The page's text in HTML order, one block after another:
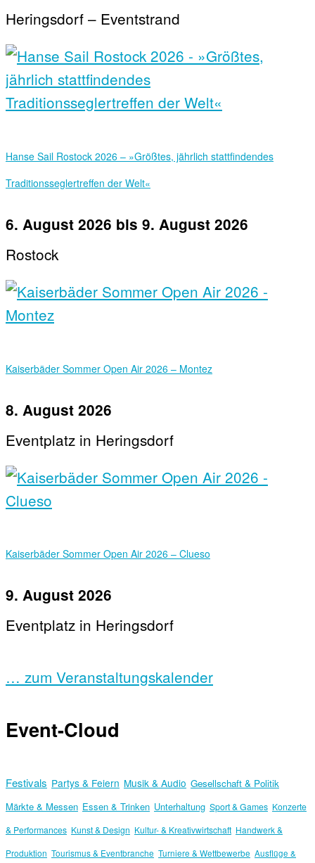
Heringsdorf – Eventstrand
Hanse Sail Rostock 2026 – »Größtes, jährlich stattfindendes
Traditionsseglertreffen der Welt«
6. August 2026 bis 9. August 2026
Rostock
Kaiserbäder Sommer Open Air 2026 – Montez
8. August 2026
Eventplatz in Heringsdorf
Kaiserbäder Sommer Open Air 2026 – Clueso
9. August 2026
Eventplatz in Heringsdorf
… zum Veranstaltungskalender
Event-Cloud
Festivals Partys & Feiern Musik & Audio Gesellschaft & Politik
Märkte & Messen Essen & Trinken Unterhaltung Sport & Games Konzerte
& Performances Kunst & Design Kultur- & Kreativwirtschaft Handwerk &
Produktion Tourismus & Eventbranche Turniere & Wettbewerbe Ausflüge &